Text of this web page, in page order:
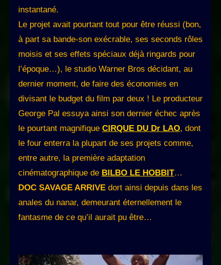
instantané.
Le projet avait pourtant tout pour être réussi (bon,
à part sa bande-son exécrable, ses seconds rôles
moisis et ses effets spéciaux déjà ringards pour
l’époque…), le studio Warner Bros décidant, au
dernier moment, de faire des économies en
divisant le budget du film par deux ! Le producteur
George Pal essuya ainsi son dernier échec après
le pourtant magnifique CIRQUE DU Dr LAO, dont
le four enterra la plupart de ses projets comme,
entre autre, la première adaptation
cinématographique de BILBO LE HOBBIT…
DOC SAVAGE ARRIVE dort ainsi depuis dans les
anales du nanar, demeurant éternellement le
fantasme de ce qu’il aurait pu être…